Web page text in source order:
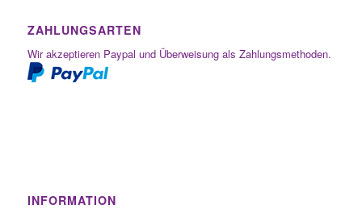
ZAHLUNGSARTEN
Wir akzeptieren Paypal und Überweisung als Zahlungsmethoden.
INFORMATION